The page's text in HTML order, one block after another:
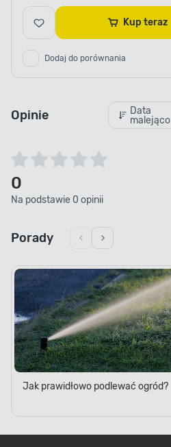
Kup teraz
Dodaj do porównania
Opinie
Data
malejąco
0
Na podstawie 0 opinii
Porady
Jak prawidłowo podlewać ogród?